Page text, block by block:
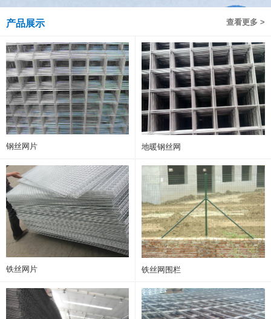
查看更多 >
产品展示
钢丝网片 地暖钢丝网
铁丝网片 铁丝网围栏